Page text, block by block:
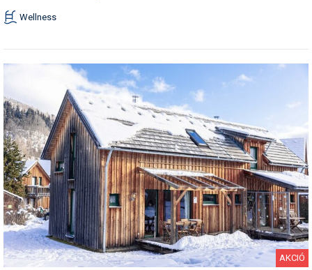
Wellness
AKCIÓ